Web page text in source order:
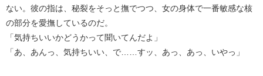
ない。彼の指は、秘裂をそっと撫でつつ、女の身体で一番敏感な核
の部分を愛撫しているのだ。
「気持ちいいかどうかって聞いてんだよ」
「あ、あんっ、気持ちいい、で……すッ、あっ、あっ、いやっ」